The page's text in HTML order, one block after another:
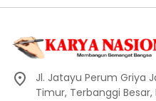
Jl. Jatayu Perum Griya
Timur, Terbanggi